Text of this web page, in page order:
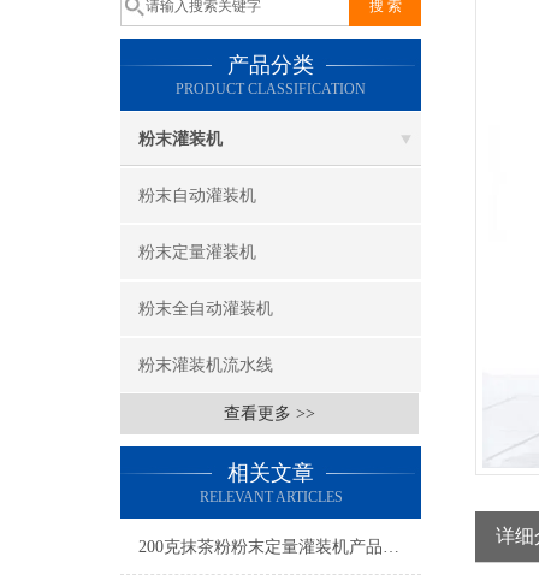
产品分类
PRODUCT CLASSIFICATION
粉末灌装机
粉末自动灌装机
粉末定量灌装机
粉末全自动灌装机
粉末灌装机流水线
查看更多 >>
相关文章
RELEVANT ARTICLES
200克抹茶粉粉末定量灌装机产品简介
详细